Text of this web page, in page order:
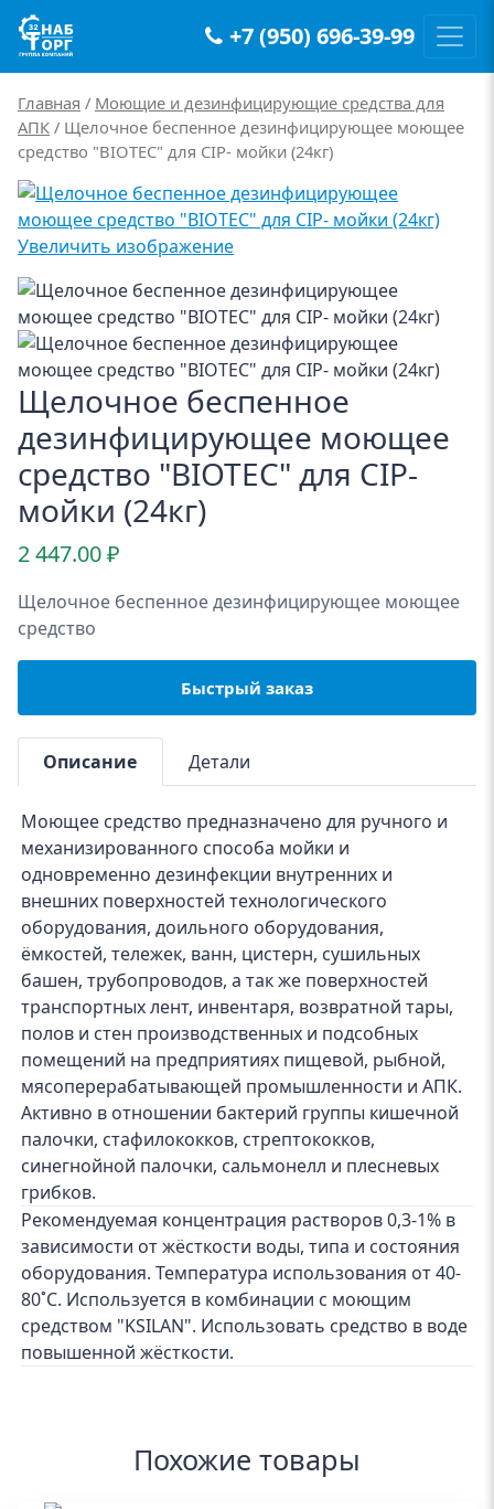
Main Navigation +7 (950) 696-39-99
Главная / Моющие и дезинфицирующие средства для
АПК / Щелочное беспенное дезинфицирующее моющее
средство "BIOTEC" для CIP- мойки (24кг)
Увеличить изображение
Щелочное беспенное
дезинфицирующее моющее
средство "BIOTEC" для CIP-
мойки (24кг)
2 447.00₽
Щелочное беспенное дезинфицирующее моющее
средство
Быстрый заказ
Описание Детали
Моющее средство предназначено для ручного и
механизированного способа мойки и
одновременно дезинфекции внутренних и
внешних поверхностей технологического
оборудования, доильного оборудования,
ёмкостей, тележек, ванн, цистерн, сушильных
башен, трубопроводов, а так же поверхностей
транспортных лент, инвентаря, возвратной тары,
полов и стен производственных и подсобных
помещений на предприятиях пищевой, рыбной,
мясоперерабатывающей промышленности и АПК.
Активно в отношении бактерий группы кишечной
палочки, стафилококков, стрептококков,
синегнойной палочки, сальмонелл и плесневых
грибков.
Рекомендуемая концентрация растворов 0,3-1% в
зависимости от жёсткости воды, типа и состояния
оборудования. Температура использования от 40-
80˚С. Используется в комбинации с моющим
средством "KSILAN". Использовать средство в воде
повышенной жёсткости.
Похожие товары